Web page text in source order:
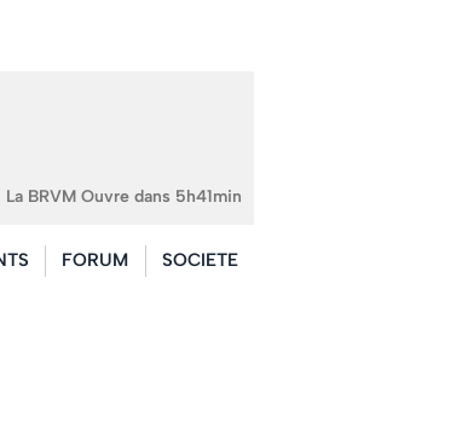
La BRVM Ouvre dans 5h41min
FORUM SOCIETE